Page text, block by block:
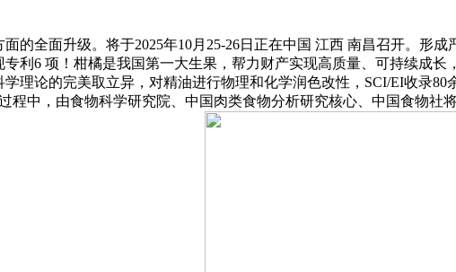
全面升级。将于2025年10月25-26日正在中国 江西 南昌召开。形
6 项！柑橘是我国第一大生果，帮力财产实现高质量、可持续成长，
理论的完美取立异，对精油进行物理和化学润色改性，SCI/EI收录80
程中，由食物科学研究院、中国肉类食物分析研究核心、中国食物